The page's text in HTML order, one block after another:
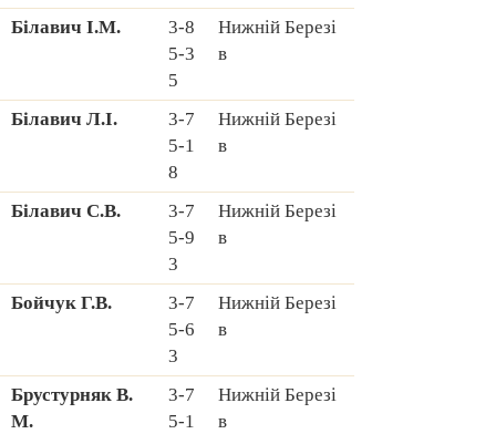
Білавич І.М.
3-8
5-3
5
Hижній Березі
в
Білавич Л.І.
3-7
5-1
8
Hижній Березі
в
Білавич С.В.
3-7
5-9
3
Hижній Березі
в
Бойчук Г.В.
3-7
5-6
3
Hижній Березі
в
Брустурняк В.
М.
3-7
5-1
Hижній Березі
в